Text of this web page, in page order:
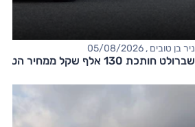
ניר בן טובים , 05/08/2026
שברולט חותכת 130 אלף שקל ממחיר הטאהו